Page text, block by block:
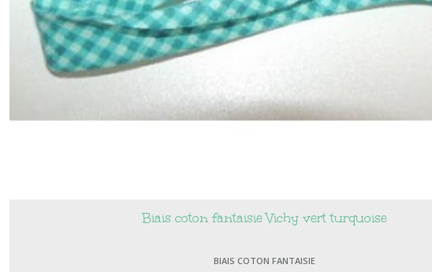
Biais coton fantaisie Vichy vert turquoise
BIAIS COTON FANTAISIE